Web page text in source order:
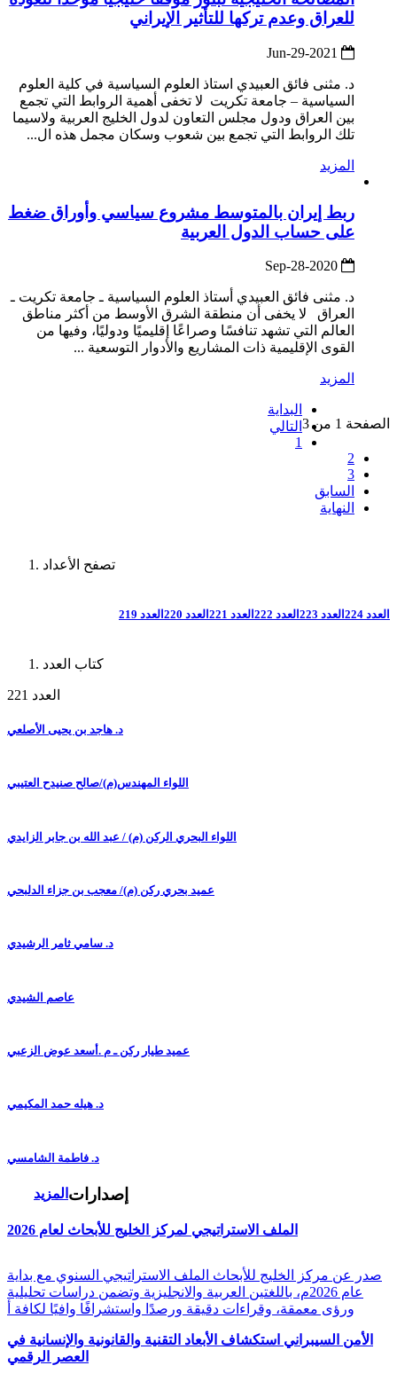
للعراق وعدم تركها للتأثير الإيراني
د. مثنى فائق العبيدي استاذ العلوم السياسية في كلية العلوم
السياسية – جامعة تكريت لا تخفى أهمية الروابط التي تجمع
بين العراق ودول مجلس التعاون لدول الخليج العربية ولاسيما
تلك الروابط التي تجمع بين شعوب وسكان مجمل هذه ال...
المزيد
ربط إيران بالمتوسط مشروع سياسي وأوراق ضغط
على حساب الدول العربية
د. مثنى فائق العبيدي أستاذ العلوم السياسية ـ جامعة تكريت ـ
العراق لا يخفى أن منطقة الشرق الأوسط من أكثر مناطق
العالم التي تشهد تنافسًا وصراعًا إقليميًا ودوليًا، وفيها من
القوى الإقليمية ذات المشاريع والأدوار التوسعية ...
المزيد
الصفحة 1 من 3
البداية
التالي
1
2
3
السابق
النهاية
تصفح الأعداد
العدد 224 العدد 223 العدد 222 العدد 221 العدد 220 العدد 219
كتاب العدد
العدد 221
د. هاجد بن يحيى الأصلعي
اللواء المهندس(م)/صالح صنيدح العتيبي
اللواء البحري الركن (م) / عبد الله بن جابر الزايدي
عميد بحري ركن (م)/ معجب بن جزاء الدلبحي
د. سامي ثامر الرشيدي
عاصم الشيدي
عميد طيار ركن ـ م .أسعد عوض الزعبي
د. هيله حمد المكيمي
د. فاطمة الشامسي
المزيد إصدارات
الملف الاستراتيجي لمركز الخليج للأبحاث لعام 2026
صدر عن مركز الخليج للأبحاث الملف الاستراتيجي السنوي مع بداية
عام 2026م، باللغتين العربية والانجليزية وتضمن دراسات تحليلية
ورؤى معمقة، وقراءات دقيقة ورصدًا واستشرافًا وافيًا لكافة أ
الأمن السيبراني استكشاف الأبعاد التقنية والقانونية والإنسانية في
العصر الرقمي